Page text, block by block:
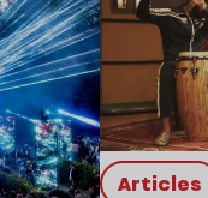
Articles